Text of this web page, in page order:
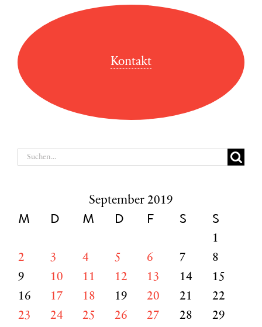
Kontakt
Suche
September 2019
M D M D F S S
1
2
3 4 5 6 7
8
9
10 11 12 13 14
15
16
17 18 19 20 21
22
23
24 25 26 27 28
29